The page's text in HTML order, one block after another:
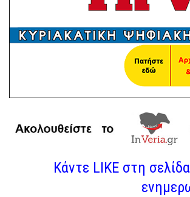
Κάντε LIKE στη